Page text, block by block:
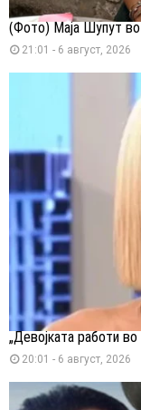
(Фото) Маја Шупут во
21:01 - 6 август, 2026
„Девојката работи во
20:01 - 6 август, 2026